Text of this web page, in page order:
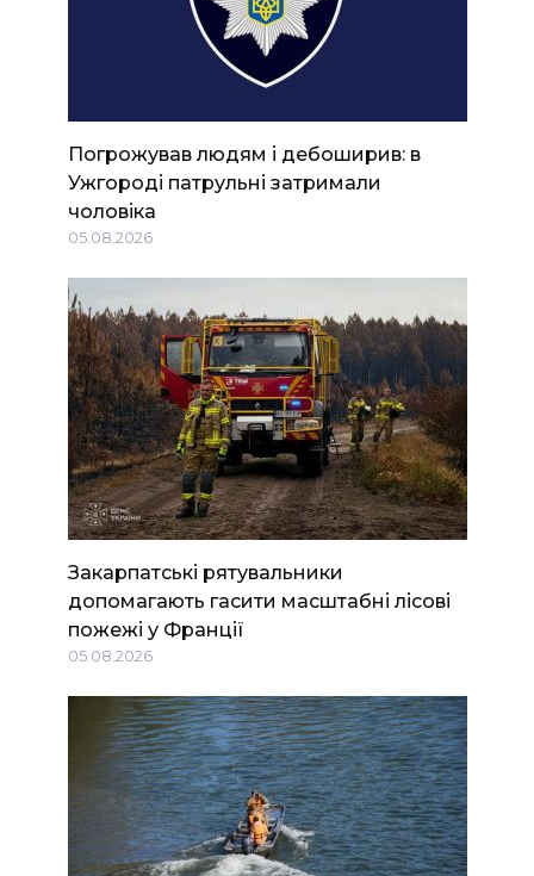
Погрожував людям і дебоширив: в
Ужгороді патрульні затримали
чоловіка
05.08.2026
Закарпатські рятувальники
допомагають гасити масштабні лісові
пожежі у Франції
05.08.2026